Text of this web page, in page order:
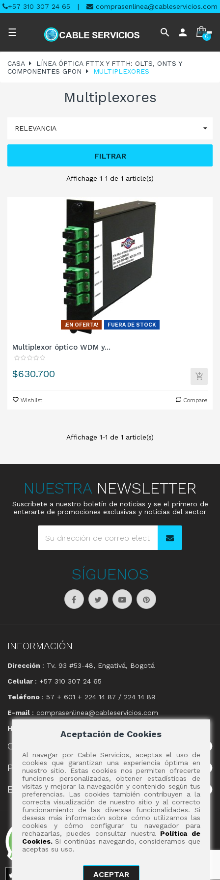
+57 310 307 24 65 | comprasenlinea@cableservicios.com
Navegación
palanca
☰ search person 0
CASA
LÍNEA ÓPTICA FTTX Y FTTH: OLTS, ONTS Y
COMPONENTES GPON
MULTIPLEXORES
Multiplexores
RELEVANCIA 
FILTRAR
Affichage 1-1 de 1 article(s)
¡EN OFERTA! FUERA DE STOCK
Multiplexor óptico WDM y...
Precio
$630.700
Wishlist Compare
Affichage 1-1 de 1 article(s)
NUESTRA NEWSLETTER
Suscribete a nuestro boletín de noticias y se el primero de
enterarte de promociones exclusivas y noticias del sector
SÍGUENOS
INFORMACIÓN
Dirección : Tv. 93 #53-48, Engativá, Bogotá
Celular : +57 310 307 24 65
Teléfono : 57 + 601 + 224 14 87 / 224 14 89
E-mail : comprasenlinea@cableservicios.com
Horario
CABLE
POLÍTICAS
EVENTOS
Aceptación de Cookies
Al navegar por Cable Servicios, aceptas el uso de
cookies que garantizan una experiencia óptima en
nuestro sitio. Estas cookies nos permiten ofrecerte
funciones personalizadas, obtener estadísticas de
visitas y mejorar la navegación y contenido según tus
preferencias. Las cookies también contribuyen a la
correcta visualización de nuestro sitio y al correcto
funcionamiento de las diversas funcionalidades. Si
deseas más información sobre cómo utilizamos las
cookies y cómo configurar tu navegador para
rechazarlas, puedes consultar nuestra Política de
Cookies.Si continúas navegando, consideramos que
aceptas su uso.
ACEPTAR
Copyright 2017 - Cable Servicios S.A.